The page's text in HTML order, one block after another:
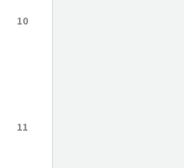
10
11